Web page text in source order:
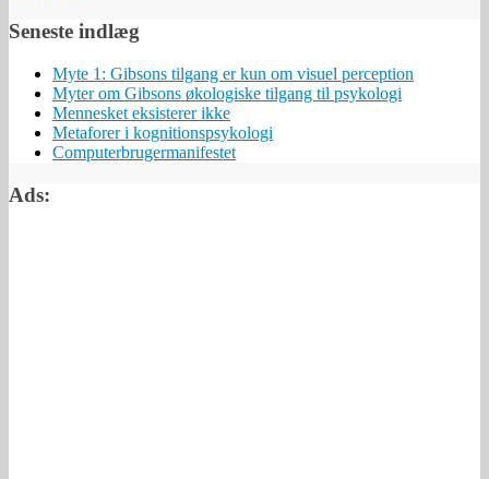
Seneste indlæg
Myte 1: Gibsons tilgang er kun om visuel perception
Myter om Gibsons økologiske tilgang til psykologi
Mennesket eksisterer ikke
Metaforer i kognitionspsykologi
Computerbrugermanifestet
Ads: